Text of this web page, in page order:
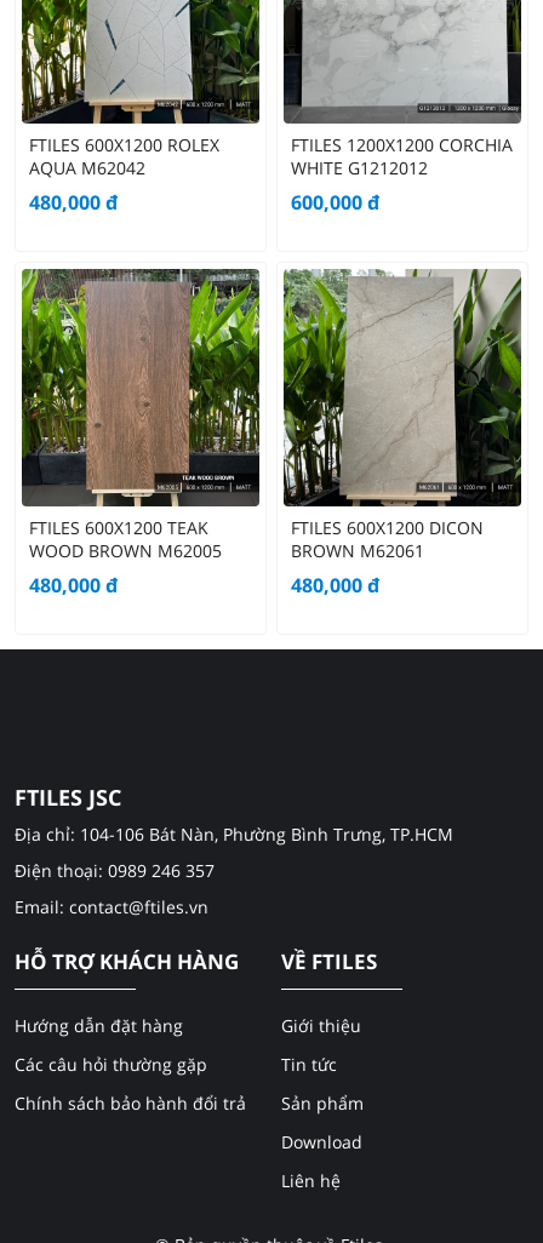
FTILES 600X1200 ROLEX
AQUA M62042
480,000đ
FTILES 1200X1200 CORCHIA
WHITE G1212012
600,000đ
FTILES 600X1200 TEAK
WOOD BROWN M62005
480,000đ
FTILES 600X1200 DICON
BROWN M62061
480,000đ
FTILES JSC
Địa chỉ: 104-106 Bát Nàn, Phường Bình Trưng, TP.HCM
Điện thoại: 0989 246 357
Email: contact@ftiles.vn
HỖ TRỢ KHÁCH HÀNG
Hướng dẫn đặt hàng
Các câu hỏi thường gặp
Chính sách bảo hành đổi trả
VỀ FTILES
Giới thiệu
Tin tức
Sản phẩm
Download
Liên hệ